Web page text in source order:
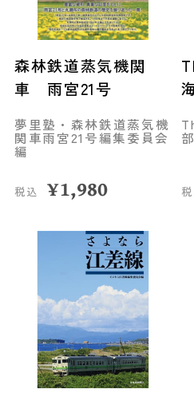
森林鉄道蒸気機関
車 雨宮21号
夢里塾・森林鉄道蒸気機
関車雨宮21号編集委員会
編
税込 ¥1,980